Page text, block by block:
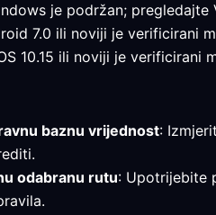
je podržan;
7.0 ili noviji je verificirani
10.15 ili noviji je verificirani
baznu vrijednost:
odabranu rutu: Upotrijebite